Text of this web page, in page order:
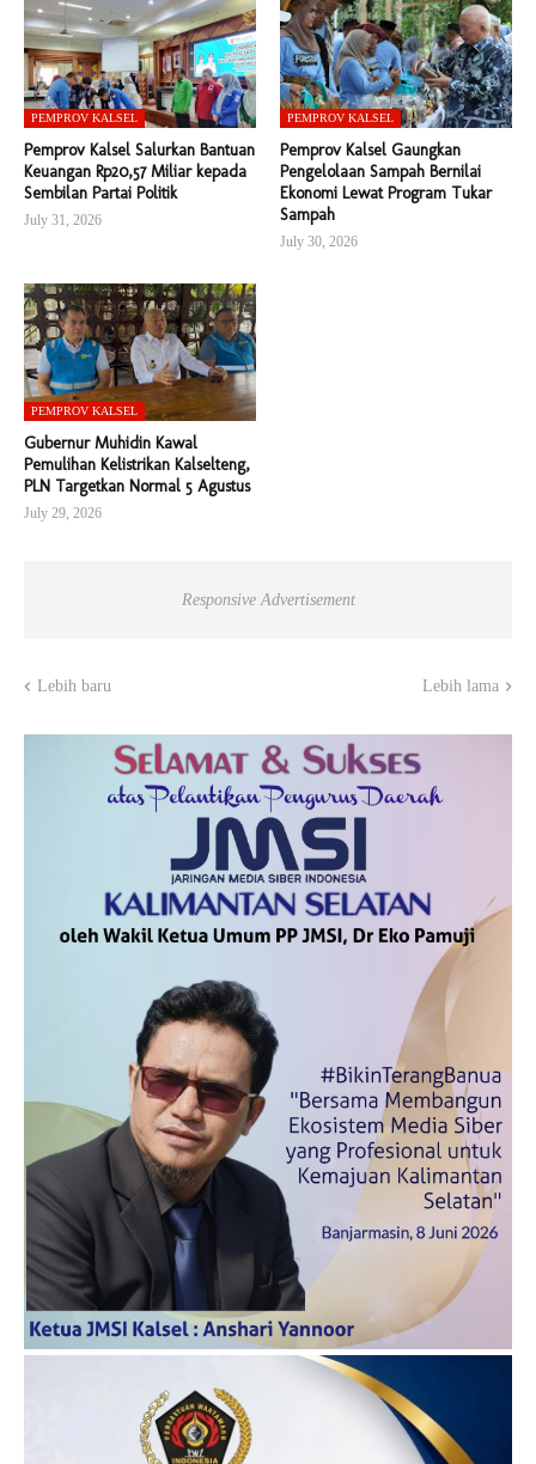
PEMPROV KALSEL
Pemprov Kalsel Salurkan Bantuan
Keuangan Rp20,57 Miliar kepada
Sembilan Partai Politik
July 31, 2026
PEMPROV KALSEL
Pemprov Kalsel Gaungkan
Pengelolaan Sampah Bernilai
Ekonomi Lewat Program Tukar
Sampah
July 30, 2026
PEMPROV KALSEL
Gubernur Muhidin Kawal
Pemulihan Kelistrikan Kalselteng,
PLN Targetkan Normal 5 Agustus
July 29, 2026
Responsive Advertisement
Lebih baru Lebih lama